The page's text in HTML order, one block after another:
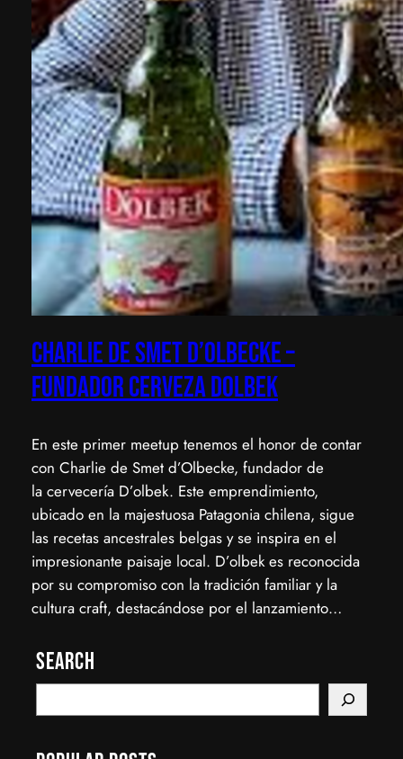
Charlie de Smet d’Olbecke –
Fundador Cerveza Dolbek
​En este primer meetup tenemos el honor de contar
con Charlie de Smet d’Olbecke, fundador de
la cervecería D’olbek. Este emprendimiento,
ubicado en la majestuosa Patagonia chilena, sigue
las recetas ancestrales belgas y se inspira en el
impresionante paisaje local. D’olbek es reconocida
por su compromiso con la tradición familiar y la
cultura craft, destacándose por el lanzamiento…
Search
e